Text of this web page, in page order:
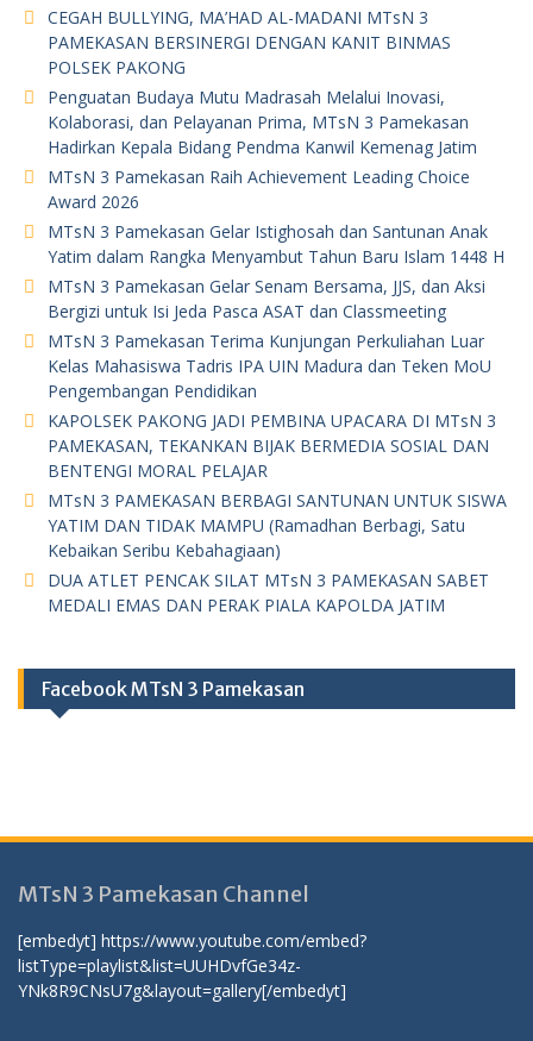
CEGAH BULLYING, MA’HAD AL-MADANI MTsN 3
PAMEKASAN BERSINERGI DENGAN KANIT BINMAS
POLSEK PAKONG
Penguatan Budaya Mutu Madrasah Melalui Inovasi,
Kolaborasi, dan Pelayanan Prima, MTsN 3 Pamekasan
Hadirkan Kepala Bidang Pendma Kanwil Kemenag Jatim
MTsN 3 Pamekasan Raih Achievement Leading Choice
Award 2026
MTsN 3 Pamekasan Gelar Istighosah dan Santunan Anak
Yatim dalam Rangka Menyambut Tahun Baru Islam 1448 H
MTsN 3 Pamekasan Gelar Senam Bersama, JJS, dan Aksi
Bergizi untuk Isi Jeda Pasca ASAT dan Classmeeting
MTsN 3 Pamekasan Terima Kunjungan Perkuliahan Luar
Kelas Mahasiswa Tadris IPA UIN Madura dan Teken MoU
Pengembangan Pendidikan
KAPOLSEK PAKONG JADI PEMBINA UPACARA DI MTsN 3
PAMEKASAN, TEKANKAN BIJAK BERMEDIA SOSIAL DAN
BENTENGI MORAL PELAJAR
MTsN 3 PAMEKASAN BERBAGI SANTUNAN UNTUK SISWA
YATIM DAN TIDAK MAMPU (Ramadhan Berbagi, Satu
Kebaikan Seribu Kebahagiaan)
DUA ATLET PENCAK SILAT MTsN 3 PAMEKASAN SABET
MEDALI EMAS DAN PERAK PIALA KAPOLDA JATIM
Facebook MTsN 3 Pamekasan
MTsN 3 Pamekasan Channel
[embedyt] https://www.youtube.com/embed?
listType=playlist&list=UUHDvfGe34z-
YNk8R9CNsU7g&layout=gallery[/embedyt]